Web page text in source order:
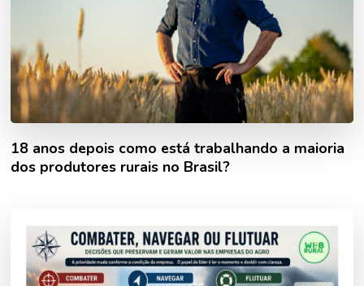
18 anos depois como está trabalhando a maioria
dos produtores rurais no Brasil?